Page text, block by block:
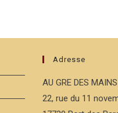
Adresse
AU GRE DES MAINS
22, rue du 11